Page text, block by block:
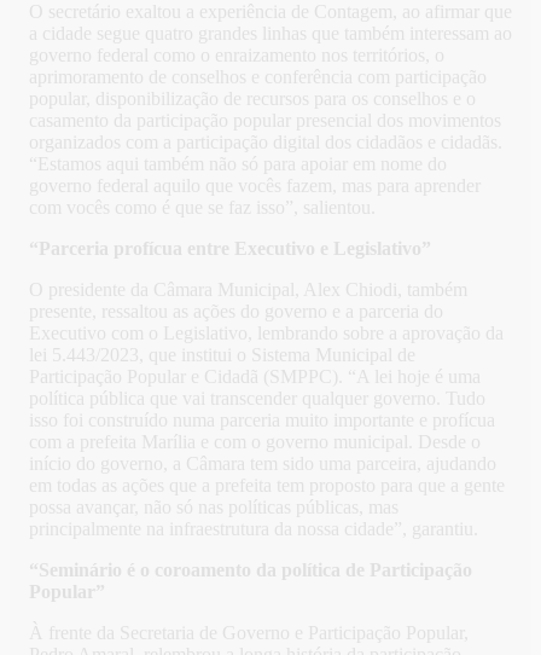
O secretário exaltou a experiência de Contagem, ao afirmar que
a cidade segue quatro grandes linhas que também interessam ao
governo federal como o enraizamento nos territórios, o
aprimoramento de conselhos e conferência com participação
popular, disponibilização de recursos para os conselhos e o
casamento da participação popular presencial dos movimentos
organizados com a participação digital dos cidadãos e cidadãs.
“Estamos aqui também não só para apoiar em nome do
governo federal aquilo que vocês fazem, mas para aprender
com vocês como é que se faz isso”, salientou.
“Parceria profícua entre Executivo e Legislativo”
O presidente da Câmara Municipal, Alex Chiodi, também
presente, ressaltou as ações do governo e a parceria do
Executivo com o Legislativo, lembrando sobre a aprovação da
lei 5.443/2023, que institui o Sistema Municipal de
Participação Popular e Cidadã (SMPPC). “A lei hoje é uma
política pública que vai transcender qualquer governo. Tudo
isso foi construído numa parceria muito importante e profícua
com a prefeita Marília e com o governo municipal. Desde o
início do governo, a Câmara tem sido uma parceira, ajudando
em todas as ações que a prefeita tem proposto para que a gente
possa avançar, não só nas políticas públicas, mas
principalmente na infraestrutura da nossa cidade”, garantiu.
“Seminário é o coroamento da política de Participação
Popular”
À frente da Secretaria de Governo e Participação Popular,